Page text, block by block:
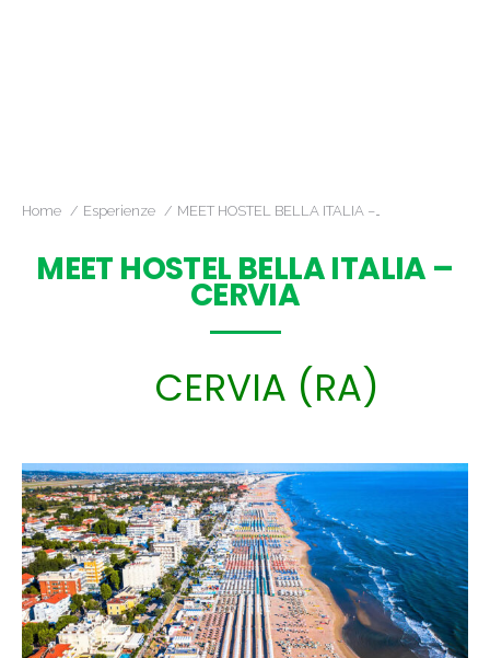
Home Esperienze MEET HOSTEL BELLA ITALIA –…
MEET HOSTEL BELLA ITALIA –
CERVIA
CERVIA (RA)